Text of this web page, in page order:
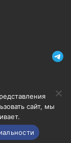
Stormcorp
Все права
сайт, мы